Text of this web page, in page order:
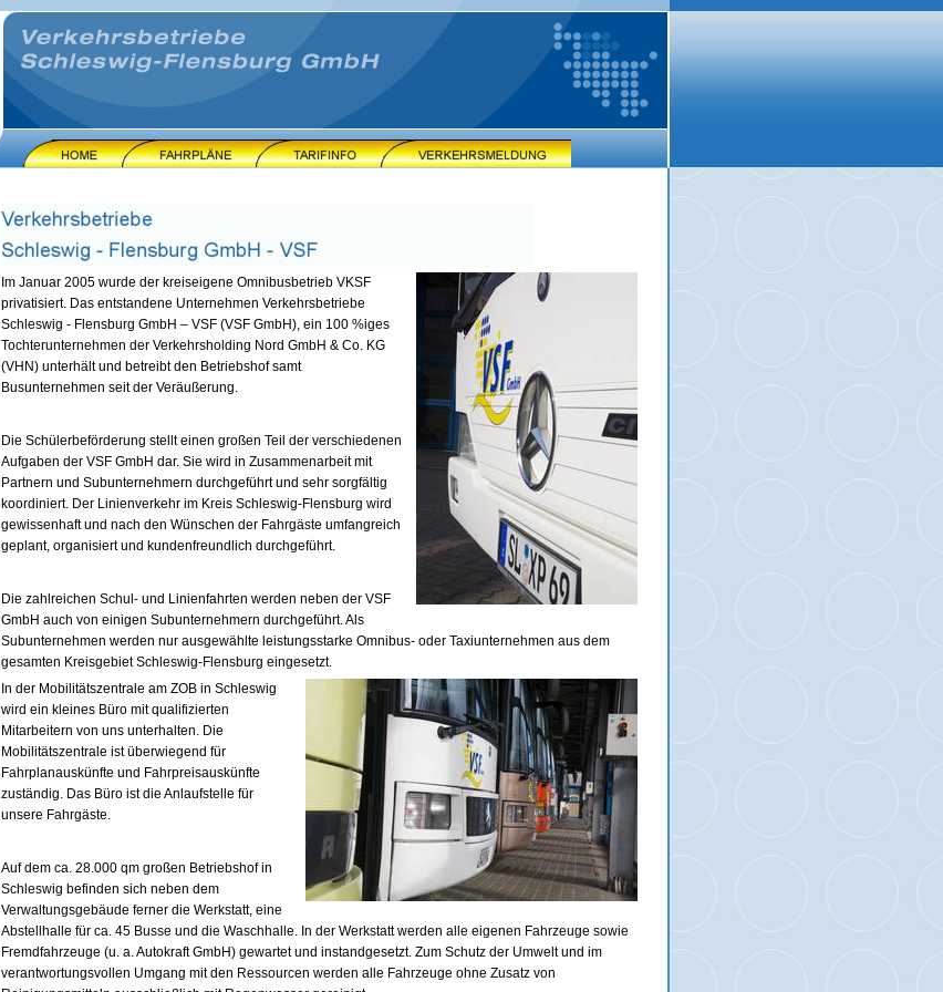
Im Januar 2005 wurde der kreiseigene Omnibusbetrieb VKSF
privatisiert. Das entstandene Unternehmen Verkehrsbetriebe
Schleswig - Flensburg GmbH – VSF (VSF GmbH), ein 100 %iges
Tochterunternehmen der Verkehrsholding Nord GmbH & Co. KG
(VHN) unterhält und betreibt den Betriebshof samt
Busunternehmen seit der Veräußerung.
Die Schülerbeförderung stellt einen großen Teil der verschiedenen
Aufgaben der VSF GmbH dar. Sie wird in Zusammenarbeit mit
Partnern und Subunternehmern durchgeführt und sehr sorgfältig
koordiniert. Der Linienverkehr im Kreis Schleswig-Flensburg wird
gewissenhaft und nach den Wünschen der Fahrgäste umfangreich
geplant, organisiert und kundenfreundlich durchgeführt.
Die zahlreichen Schul- und Linienfahrten werden neben der VSF
GmbH auch von einigen Subunternehmern durchgeführt. Als
Subunternehmen werden nur ausgewählte leistungsstarke Omnibus- oder Taxiunternehmen aus dem
gesamten Kreisgebiet Schleswig-Flensburg eingesetzt.
In der Mobilitätszentrale am ZOB in Schleswig
wird ein kleines Büro mit qualifizierten
Mitarbeitern von uns unterhalten. Die
Mobilitätszentrale ist überwiegend für
Fahrplanauskünfte und Fahrpreisauskünfte
zuständig. Das Büro ist die Anlaufstelle für
unsere Fahrgäste.
Auf dem ca. 28.000 qm großen Betriebshof in
Schleswig befinden sich neben dem
Verwaltungsgebäude ferner die Werkstatt, eine
Abstellhalle für ca. 45 Busse und die Waschhalle. In der Werkstatt werden alle eigenen Fahrzeuge sowie
Fremdfahrzeuge (u. a. Autokraft GmbH) gewartet und instandgesetzt. Zum Schutz der Umwelt und im
verantwortungsvollen Umgang mit den Ressourcen werden alle Fahrzeuge ohne Zusatz von